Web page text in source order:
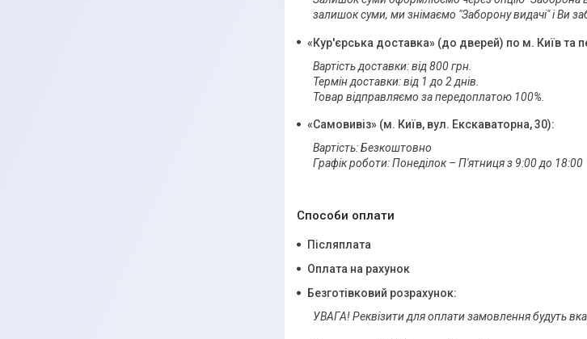
залишок суми, ми знімаємо "Заборону видачі" і Ви
«Кур'єрська доставка» (до дверей) по м. Київ та
Вартість доставки: від 800 грн.
Термін доставки: від 1 до 2 днів.
Товар відправляємо за передоплатою 100%.
«Самовивіз» (м. Київ, вул. Екскаваторна, 30):
Вартість: Безкоштовно
Графік роботи: Понеділок – П'ятниця з 9:00 до 18:00
Способи оплати
Післяплата
Оплата на рахунок
Безготівковий розрахунок:
УВАГА! Реквізити для оплати замовлення будуть